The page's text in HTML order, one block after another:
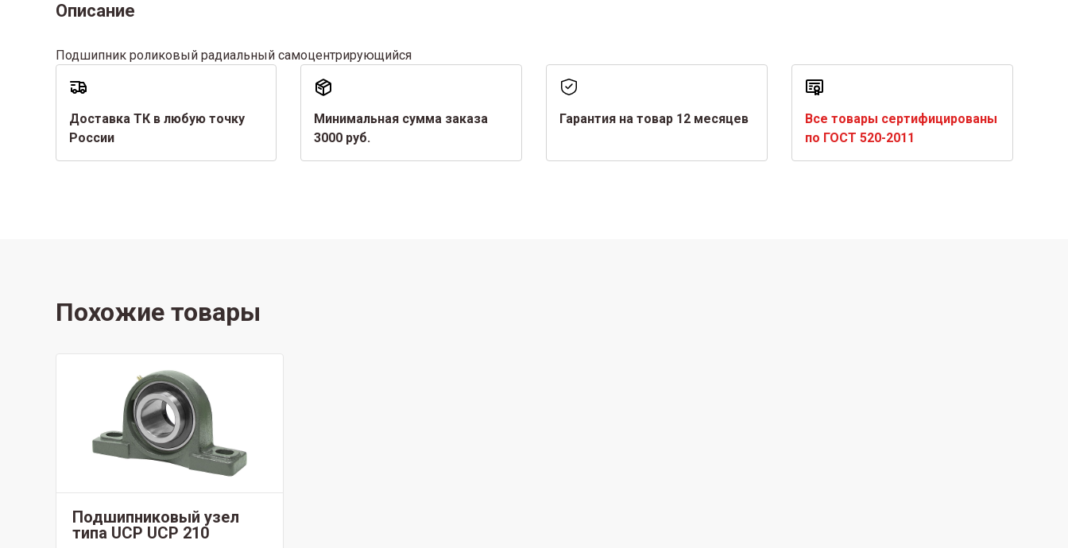
Описание
Подшипник роликовый радиальный самоцентрирующийся
Доставка ТК в любую точку
России
Минимальная сумма заказа
3000 руб.
Гарантия на товар 12 месяцев
Все товары сертифицированы
по ГОСТ 520-2011
Похожие товары
Подшипниковый узел
типа UCP UCP 210